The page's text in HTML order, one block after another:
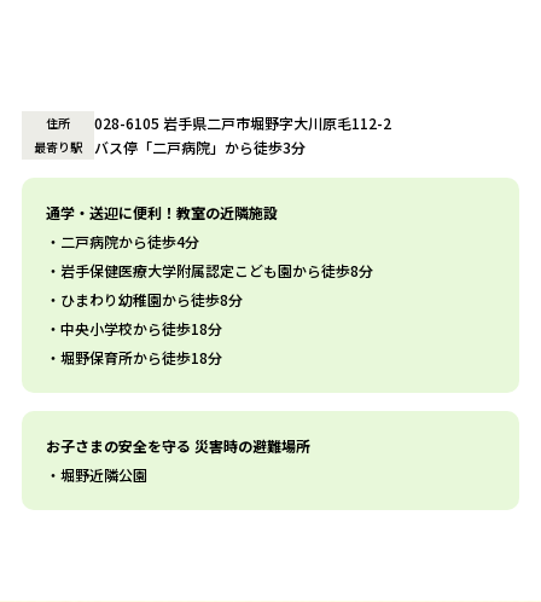
住所 028-6105 岩手県二戸市堀野字大川原毛112-2
最寄り駅 バス停「二戸病院」から徒歩3分
通学・送迎に便利！教室の近隣施設
二戸病院から徒歩4分
岩手保健医療大学附属認定こども園から徒歩8分
ひまわり幼稚園から徒歩8分
中央小学校から徒歩18分
堀野保育所から徒歩18分
お子さまの安全を守る 災害時の避難場所
堀野近隣公園